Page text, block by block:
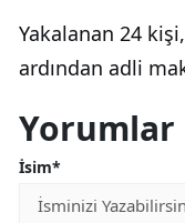
Yakalanan 24
ardından adli
Yorumlar
İsim*